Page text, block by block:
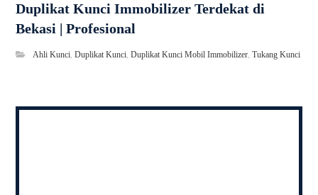
Duplikat Kunci Immobilizer Terdekat di
Bekasi | Profesional
Ahli Kunci,Duplikat Kunci,Duplikat Kunci Mobil Immobilizer,Tukang Kunci